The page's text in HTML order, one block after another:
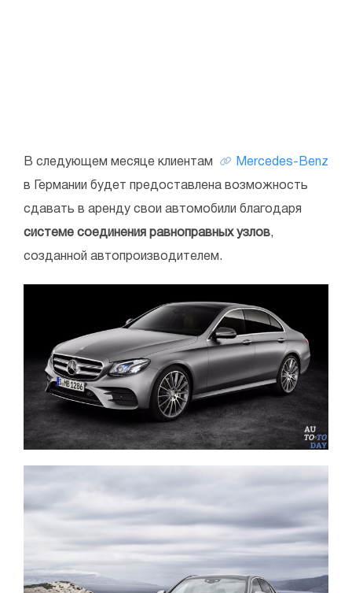
В следующем месяце клиентам Mercedes-Benz
в Германии будет предоставлена возможность
сдавать в аренду свои автомобили благодаря
системе соединения равноправных узлов,
созданной автопроизводителем.